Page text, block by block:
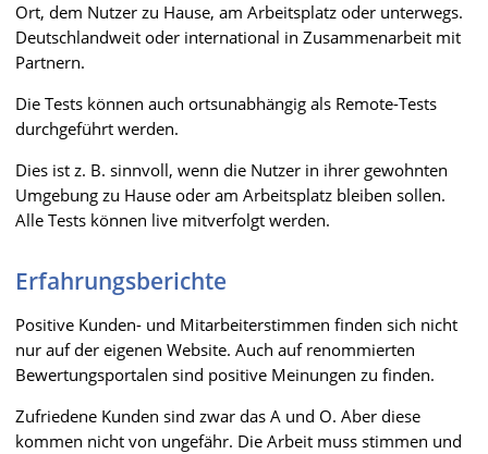
Ort, dem Nutzer zu Hause, am Arbeitsplatz oder unterwegs.
Deutschlandweit oder international in Zusammenarbeit mit
Partnern.
Die Tests können auch ortsunabhängig als Remote-Tests
durchgeführt werden.
Dies ist z. B. sinnvoll, wenn die Nutzer in ihrer gewohnten
Umgebung zu Hause oder am Arbeitsplatz bleiben sollen.
Alle Tests können live mitverfolgt werden.
Erfahrungsberichte
Positive Kunden- und Mitarbeiterstimmen finden sich nicht
nur auf der eigenen Website. Auch auf renommierten
Bewertungsportalen sind positive Meinungen zu finden.
Zufriedene Kunden sind zwar das A und O. Aber diese
kommen nicht von ungefähr. Die Arbeit muss stimmen und